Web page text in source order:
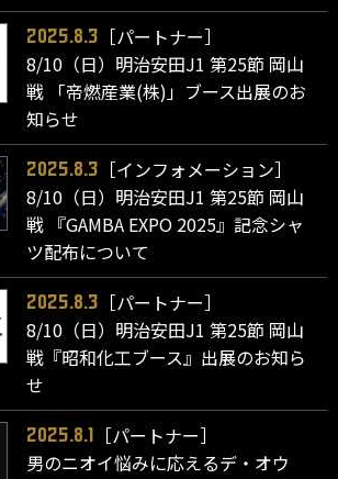
2025.8.3
［パートナー］
8/10（日）明治安田J1 第25節 岡山
戦 「帝燃産業(株)」ブース出展のお
知らせ
2025.8.3
［インフォメーション］
8/10（日）明治安田J1 第25節 岡山
戦 『GAMBA EXPO 2025』記念シャ
ツ配布について
2025.8.3
［パートナー］
8/10（日）明治安田J1 第25節 岡山
戦『昭和化工ブース』出展のお知ら
せ
2025.8.1
［パートナー］
男のニオイ悩みに応えるデ・オウ